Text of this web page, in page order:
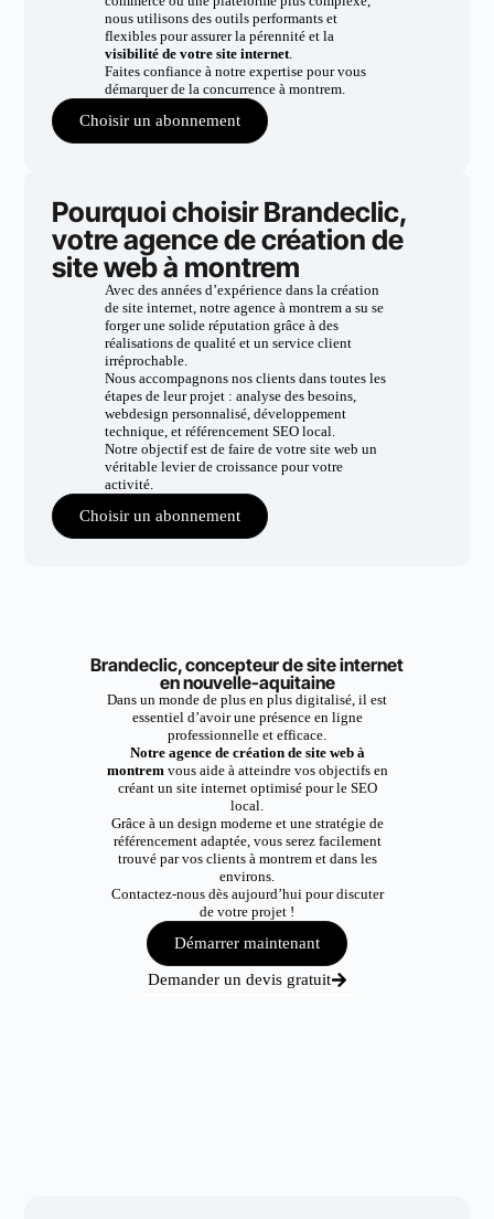
nous utilisons des outils performants et
flexibles pour assurer la pérennité et la
visibilité de votre site internet.
Faites confiance à notre expertise pour vous
démarquer de la concurrence à montrem.
Choisir un abonnement
Pourquoi choisir Brandeclic,
votre agence de création de
site web à montrem
Avec des années d’expérience dans la création
de site internet, notre agence à montrem a su se
forger une solide réputation grâce à des
réalisations de qualité et un service client
irréprochable.
Nous accompagnons nos clients dans toutes les
étapes de leur projet : analyse des besoins,
webdesign personnalisé, développement
technique, et référencement SEO local.
Notre objectif est de faire de votre site web un
véritable levier de croissance pour votre
activité.
Choisir un abonnement
Brandeclic, concepteur de site internet
en nouvelle-aquitaine
Dans un monde de plus en plus digitalisé, il est
essentiel d’avoir une présence en ligne
professionnelle et efficace.
Notre agence de création de site web à
montremvous aide à atteindre vos objectifs en
créant un site internet optimisé pour le SEO
local.
Grâce à un design moderne et une stratégie de
référencement adaptée, vous serez facilement
trouvé par vos clients à montrem et dans les
environs.
Contactez-nous dès aujourd’hui pour discuter
de votre projet !
Démarrer maintenant
Demander un devis gratuit